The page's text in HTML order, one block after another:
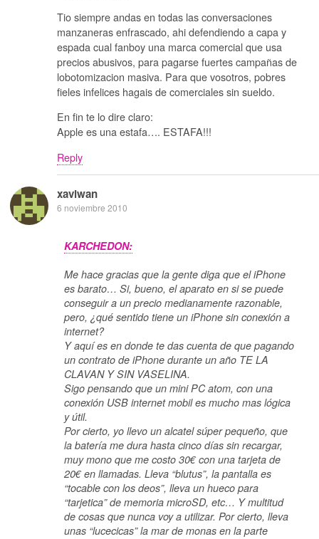
Tio siempre andas en todas las conversaciones
manzaneras enfrascado, ahi defendiendo a capa y
espada cual fanboy una marca comercial que usa
precios abusivos, para pagarse fuertes campañas de
lobotomizacion masiva. Para que vosotros, pobres
fieles infelices hagais de comerciales sin sueldo.
En fin te lo dire claro:
Apple es una estafa…. ESTAFA!!!
Reply
xaviwan
6 noviembre 2010
KARCHEDON:
Me hace gracias que la gente diga que el iPhone
es barato… Si, bueno, el aparato en si se puede
conseguir a un precio medianamente razonable,
pero, ¿qué sentido tiene un iPhone sin conexión a
internet?
Y aquí es en donde te das cuenta de que pagando
un contrato de iPhone durante un año TE LA
CLAVAN Y SIN VASELINA.
Sigo pensando que un mini PC atom, con una
conexión USB internet mobil es mucho mas lógica
y útil.
Por cierto, yo llevo un alcatel súper pequeño, que
la batería me dura hasta cinco días sin recargar,
muy mono que me costo 30€ con una tarjeta de
20€ en llamadas. Lleva “blutus”, la pantalla es
“tocable con los deos”, lleva un hueco para
“tarjetica” de memoria microSD, etc… Y multitud
de cosas que nunca voy a utilizar. Por cierto, lleva
unas “lucecicas” la mar de monas en la parte